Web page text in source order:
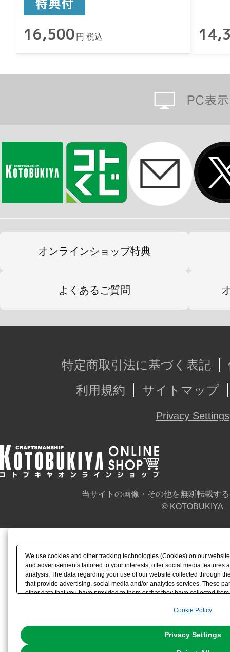
16,500 円 税込
オンラインショップ特典
よくあるご質問
特定商取引法に基づく表記
利用規約
サイトマップ
Privacy Settings
当サイトの画像・その他を無断転載す
© KOTOBUKIYA
We use cookies and other tracking technologies (Cookies) on our
and advertisements tailored to your interests, offer social media features
analysis. The data regarding your use of our website collected through
that provide advertising, social media and/or analytics services. These
other data that you have provided to them or that they have collected
the use of all Cookies except for Strictly Necessary Cookies, please
You can change your consent or rejection settings at any time via
Cookie Policy
Privacy Settings